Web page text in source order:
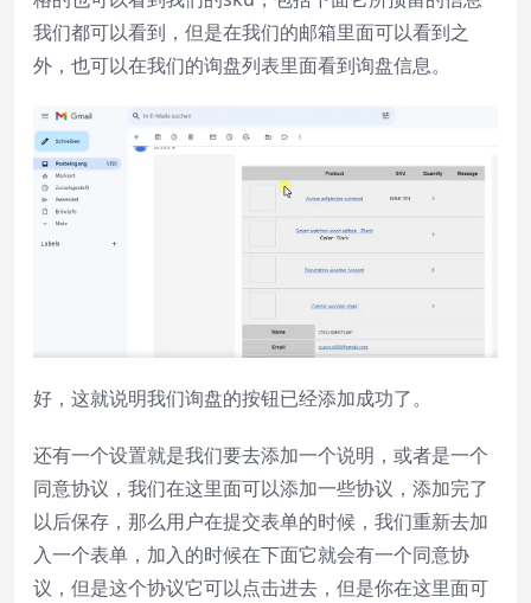
我们都可以看到，但是在我们的邮箱里面可以看到之
外，也可以在我们的询盘列表里面看到询盘信息。
好，这就说明我们询盘的按钮已经添加成功了。
还有一个设置就是我们要去添加一个说明，或者是一个
同意协议，我们在这里面可以添加一些协议，添加完了
以后保存，那么用户在提交表单的时候，我们重新去加
入一个表单，加入的时候在下面它就会有一个同意协
议，但是这个协议它可以点击进去，但是你在这里面可